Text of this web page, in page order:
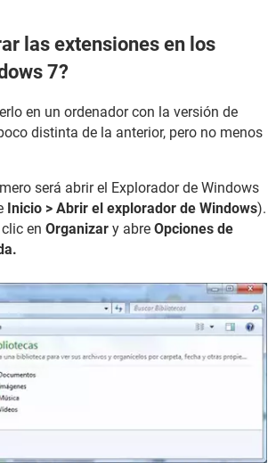
las extensiones en los
7?
en un ordenador con la versión de
distinta de la anterior, pero no menos
será abrir el Explorador de Windows
Inicio > Abrir el explorador de Windows).
en Organizar y abre Opciones de